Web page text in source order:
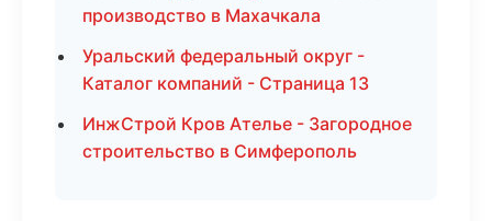
производство в Махачкала
Уральский федеральный округ -
Каталог компаний - Страница 13
ИнжСтрой Кров Ателье - Загородное
строительство в Симферополь